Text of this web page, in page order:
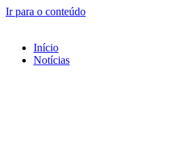
Ir para o conteúdo
Início
Notícias